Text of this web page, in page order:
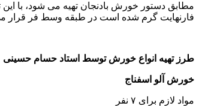
فارنهایت گرم شده است در طبقه وسط فر قرار
طرز تهیه انواع خورش توسط استاد حسام حسینی
خورش آلو اسفناج
مواد لازم برای ۷ نفر